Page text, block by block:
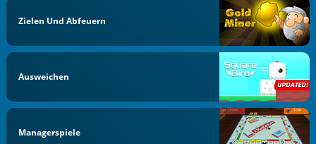
Zielen Und Abfeuern
Ausweichen
Managerspiele